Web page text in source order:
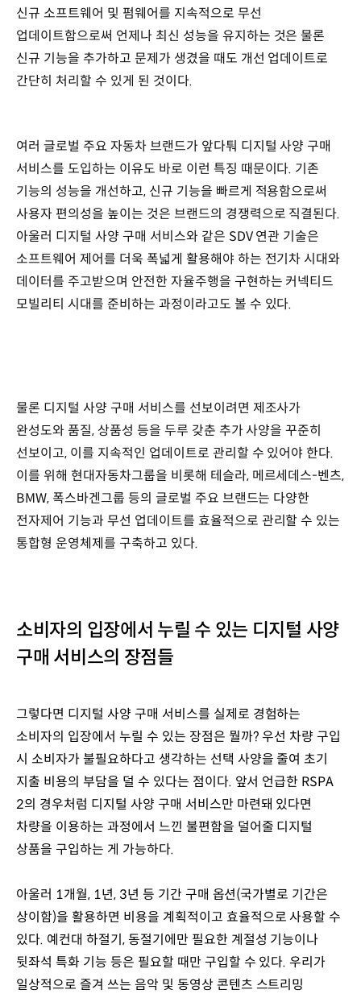
신규 소프트웨어 및 펌웨어를 지속적으로 무선
업데이트함으로써 언제나 최신 성능을 유지하는 것은 물론
신규 기능을 추가하고 문제가 생겼을 때도 개선 업데이트로
간단히 처리할 수 있게 된 것이다.
여러 글로벌 주요 자동차 브랜드가 앞다퉈 디지털 사양 구매
서비스를 도입하는 이유도 바로 이런 특징 때문이다. 기존
기능의 성능을 개선하고, 신규 기능을 빠르게 적용함으로써
사용자 편의성을 높이는 것은 브랜드의 경쟁력으로 직결된다.
아울러 디지털 사양 구매 서비스와 같은 SDV 연관 기술은
소프트웨어 제어를 더욱 폭넓게 활용해야 하는 전기차 시대와
데이터를 주고받으며 안전한 자율주행을 구현하는 커넥티드
모빌리티 시대를 준비하는 과정이라고도 볼 수 있다.
물론 디지털 사양 구매 서비스를 선보이려면 제조사가
완성도와 품질, 상품성 등을 두루 갖춘 추가 사양을 꾸준히
선보이고, 이를 지속적인 업데이트로 관리할 수 있어야 한다.
이를 위해 현대자동차그룹을 비롯해 테슬라, 메르세데스-벤츠,
BMW, 폭스바겐그룹 등의 글로벌 주요 브랜드는 다양한
전자제어 기능과 무선 업데이트를 효율적으로 관리할 수 있는
통합형 운영체제를 구축하고 있다.
소비자의 입장에서 누릴 수 있는 디지털 사양
구매 서비스의 장점들
그렇다면 디지털 사양 구매 서비스를 실제로 경험하는
소비자의 입장에서 누릴 수 있는 장점은 뭘까? 우선 차량 구입
시 소비자가 불필요하다고 생각하는 선택 사양을 줄여 초기
지출 비용의 부담을 덜 수 있다는 점이다. 앞서 언급한 RSPA
2의 경우처럼 디지털 사양 구매 서비스만 마련돼 있다면
차량을 이용하는 과정에서 느낀 불편함을 덜어줄 디지털
상품을 구입하는 게 가능하다.
아울러 1개월, 1년, 3년 등 기간 구매 옵션(국가별로 기간은
상이함)을 활용하면 비용을 계획적이고 효율적으로 사용할 수
있다. 예컨대 하절기, 동절기에만 필요한 계절성 기능이나
뒷좌석 특화 기능 등은 필요할 때만 구입할 수 있다. 우리가
일상적으로 즐겨 쓰는 음악 및 동영상 콘텐츠 스트리밍